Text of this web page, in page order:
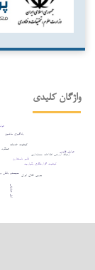
واژگان کلیدی
عملکرد
کیفیت خدمات
سیستم بانکی و
کیفیت گزارشگری یکپارچه
ارتباط ارزشی اطلاعات حسابداری
تأثیر نامتقارن
بورس کالای ایران
یادگیری ماشین
عوامل قانونی
عوامل عملیاتی